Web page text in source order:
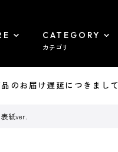
CATEGORY
カテゴリ
のお届け遅延につきまして
紙ver.